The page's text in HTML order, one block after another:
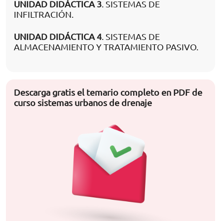
UNIDAD DIDÁCTICA 3. SISTEMAS DE
INFILTRACIÓN.
UNIDAD DIDÁCTICA 4. SISTEMAS DE
ALMACENAMIENTO Y TRATAMIENTO PASIVO.
Descarga gratis el temario completo en PDF de
curso sistemas urbanos de drenaje